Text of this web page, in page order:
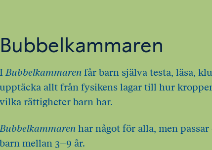
Bubbelkammaren
I Bubbelkammaren får barn själva testa, läsa,
upptäcka allt från fysikens lagar till hur
vilka rättigheter barn har.
Bubbelkammaren har något för alla, men
barn mellan 3–9 år.